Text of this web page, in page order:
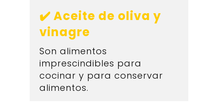
✔️ Aceite de oliva y
vinagre
Son alimentos
imprescindibles para
cocinar y para conservar
alimentos.